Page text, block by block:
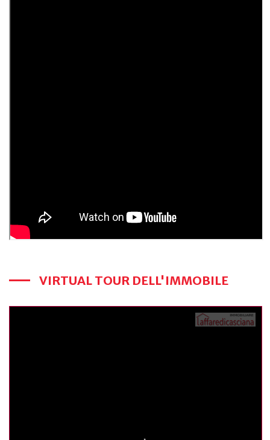
VIRTUAL TOUR DELL'IMMOBILE